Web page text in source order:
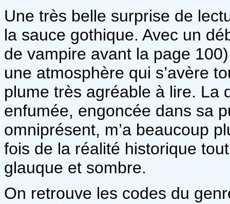
Une très belle surprise de
la sauce gothique. Avec un
de vampire avant la page
une atmosphère qui s’avère
plume très agréable à lire. La
enfumée, engoncée dans sa
omniprésent, m’a beaucoup
fois de la réalité historique
glauque et sombre.
On retrouve les codes du